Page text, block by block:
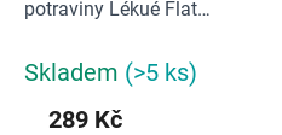
potraviny Lékué Flat
Skladem (>5 ks)
289 Kč